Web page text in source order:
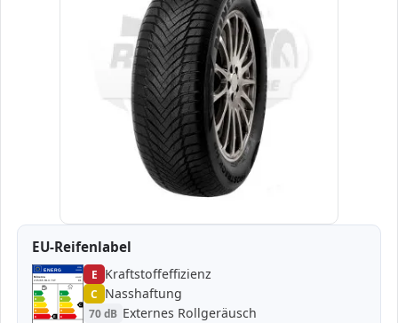
EU-Reifenlabel
ENERG 1000000
Minerva MW337
155/65 R13 73T C1
A
B
C
D
E
E
A
B
C
C
D
E
E Kraftstoffeffizienz
C Nasshaftung
70 dB Externes Rollgeräusch